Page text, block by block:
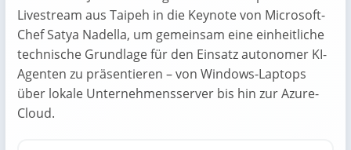
Livestream aus Taipeh in die Keynote von Microsoft-
Chef Satya Nadella, um gemeinsam eine einheitliche
technische Grundlage für den Einsatz autonomer KI-
Agenten zu präsentieren – von Windows-Laptops
über lokale Unternehmensserver bis hin zur Azure-
Cloud.